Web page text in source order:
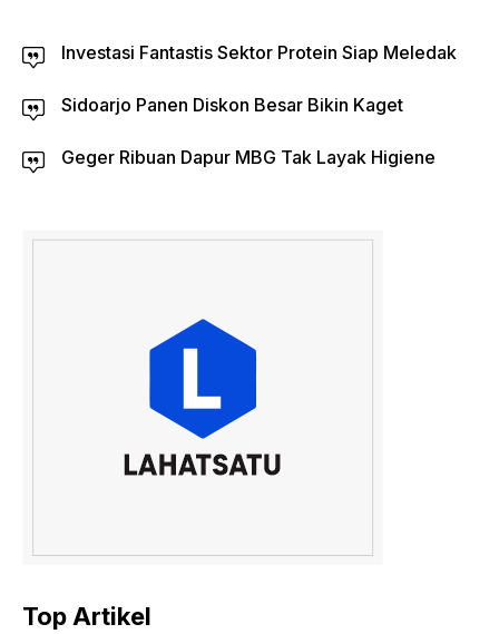
Investasi Fantastis Sektor Protein Siap Meledak
Sidoarjo Panen Diskon Besar Bikin Kaget
Geger Ribuan Dapur MBG Tak Layak Higiene
Top Artikel